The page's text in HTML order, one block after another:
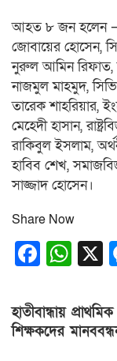
আহত ৮ জন হলেন –
জোবায়ের হোসেন,
নুরুল আমিন রিফাত,
নাজমুল মাহমুদ,
তারেক শাহরিয়ার,
মেহেদী হাসান,
রাকিবুল ইসলাম,
হাবিব শেখ,
সাজ্জাদ হোসেন।
Share Now
Post
navigation
হাতীবান্ধায় প্রাথমিক
শিক্ষকদের